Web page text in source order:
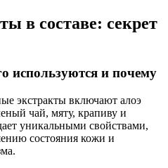
в составе: секрет
используются и почему
экстракты включают алоэ
чай, мяту, крапиву и
уникальными свойствами,
состояния кожи и